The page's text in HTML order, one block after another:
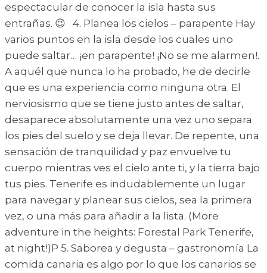
espectacular de conocer la isla hasta sus
entrañas. 😉 4. Planea los cielos – parapente Hay
varios puntos en la isla desde los cuales uno
puede saltar… ¡en parapente! ¡No se me alarmen!.
A aquél que nunca lo ha probado, he de decirle
que es una experiencia como ninguna otra. El
nerviosismo que se tiene justo antes de saltar,
desaparece absolutamente una vez uno separa
los pies del suelo y se deja llevar. De repente, una
sensación de tranquilidad y paz envuelve tu
cuerpo mientras ves el cielo ante ti, y la tierra bajo
tus pies. Tenerife es indudablemente un lugar
para navegar y planear sus cielos, sea la primera
vez, o una más para añadir a la lista. (More
adventure in the heights: Forestal Park Tenerife,
at night!)P 5. Saborea y degusta – gastronomía La
comida canaria es algo por lo que los canarios se